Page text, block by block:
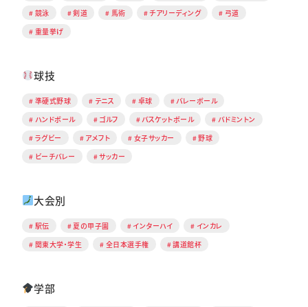
競泳
剣道 馬術 チアリーディング
弓道
重量挙げ
球技
準硬式野球 テニス 卓球
バレーボール
ハンドボール
ゴルフ バスケットボール
バドミントン
ラグビー
アメフト 女子サッカー
野球
ビーチバレー
サッカー
大会別
駅伝 夏の甲子園 インターハイ
インカレ
関東大学・学生
全日本選手権 講道館杯
学部